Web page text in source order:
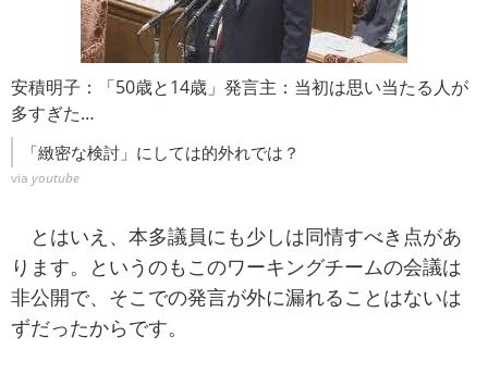
安積明子：「50歳と14歳」発言主：当初は思い当たる人が
多すぎた…
「緻密な検討」にしては的外れでは？
via youtube
とはいえ、本多議員にも少しは同情すべき点があ
ります。というのもこのワーキングチームの会議は
非公開で、そこでの発言が外に漏れることはないは
ずだったからです。